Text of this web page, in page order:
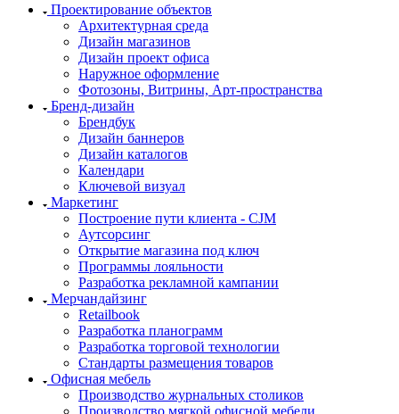
Проектирование объектов
Архитектурная среда
Дизайн магазинов
Дизайн проект офиса
Наружное оформление
Фотозоны, Витрины, Арт-пространства
Бренд-дизайн
Брендбук
Дизайн баннеров
Дизайн каталогов
Календари
Ключевой визуал
Маркетинг
Построение пути клиента - CJM
Аутсорсинг
Открытие магазина под ключ
Программы лояльности
Разработка рекламной кампании
Мерчандайзинг
Retailbook
Разработка планограмм
Разработка торговой технологии
Стандарты размещения товаров
Офисная мебель
Производство журнальных столиков
Производство мягкой офисной мебели